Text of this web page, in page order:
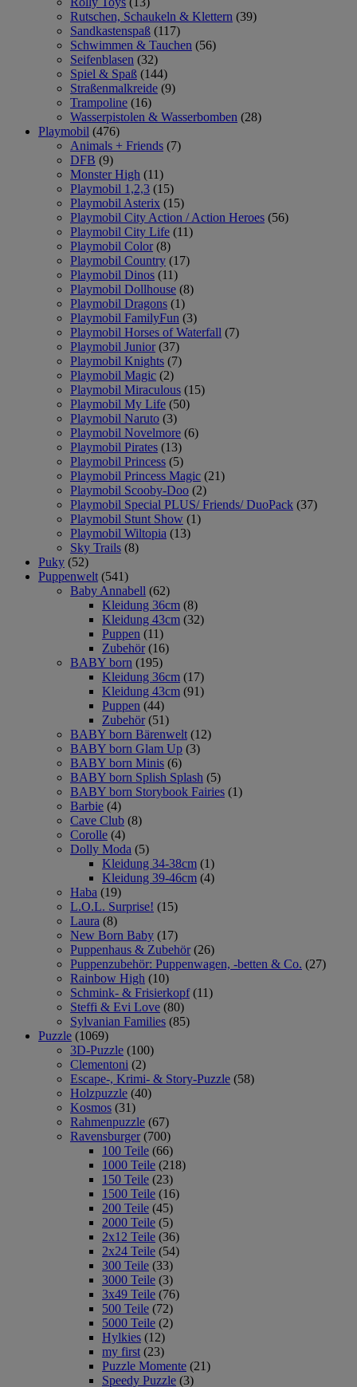
Rutschen, Schaukeln & Klettern (39)
Sandkastenspaß (117)
Schwimmen & Tauchen (56)
Seifenblasen (32)
Spiel & Spaß (144)
Straßenmalkreide (9)
Trampoline (16)
Wasserpistolen & Wasserbomben (28)
Playmobil (476)
Animals + Friends (7)
DFB (9)
Monster High (11)
Playmobil 1,2,3 (15)
Playmobil Asterix (15)
Playmobil City Action / Action Heroes (56)
Playmobil City Life (11)
Playmobil Color (8)
Playmobil Country (17)
Playmobil Dinos (11)
Playmobil Dollhouse (8)
Playmobil Dragons (1)
Playmobil FamilyFun (3)
Playmobil Horses of Waterfall (7)
Playmobil Junior (37)
Playmobil Knights (7)
Playmobil Magic (2)
Playmobil Miraculous (15)
Playmobil My Life (50)
Playmobil Naruto (3)
Playmobil Novelmore (6)
Playmobil Pirates (13)
Playmobil Princess (5)
Playmobil Princess Magic (21)
Playmobil Scooby-Doo (2)
Playmobil Special PLUS/ Friends/ DuoPack (37)
Playmobil Stunt Show (1)
Playmobil Wiltopia (13)
Sky Trails (8)
Puky (52)
Puppenwelt (541)
Baby Annabell (62)
Kleidung 36cm (8)
Kleidung 43cm (32)
Puppen (11)
Zubehör (16)
BABY born (195)
Kleidung 36cm (17)
Kleidung 43cm (91)
Puppen (44)
Zubehör (51)
BABY born Bärenwelt (12)
BABY born Glam Up (3)
BABY born Minis (6)
BABY born Splish Splash (5)
BABY born Storybook Fairies (1)
Barbie (4)
Cave Club (8)
Corolle (4)
Dolly Moda (5)
Kleidung 34-38cm (1)
Kleidung 39-46cm (4)
Haba (19)
L.O.L. Surprise! (15)
Laura (8)
New Born Baby (17)
Puppenhaus & Zubehör (26)
Puppenzubehör: Puppenwagen, -betten & Co. (27)
Rainbow High (10)
Schmink- & Frisierkopf (11)
Steffi & Evi Love (80)
Sylvanian Families (85)
Puzzle (1069)
3D-Puzzle (100)
Clementoni (2)
Escape-, Krimi- & Story-Puzzle (58)
Holzpuzzle (40)
Kosmos (31)
Rahmenpuzzle (67)
Ravensburger (700)
100 Teile (66)
1000 Teile (218)
150 Teile (23)
1500 Teile (16)
200 Teile (45)
2000 Teile (5)
2x12 Teile (36)
2x24 Teile (54)
300 Teile (33)
3000 Teile (3)
3x49 Teile (76)
500 Teile (72)
5000 Teile (2)
Hylkies (12)
my first (23)
Puzzle Momente (21)
Speedy Puzzle (3)